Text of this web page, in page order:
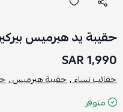
حقيبة يد هيرميس
1,990 SAR
حقائب نساء ,حقيبة هيرميس ,
متوفر